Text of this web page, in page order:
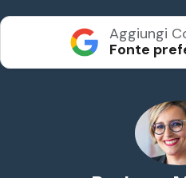
Aggiungi
Fonte